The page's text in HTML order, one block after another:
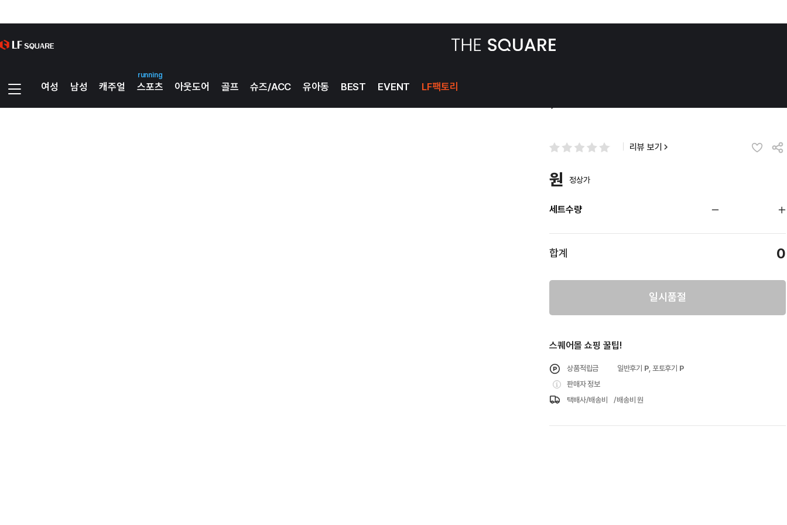
여성 남성 캐주얼
running
스포츠 아웃도어 골프 슈즈/ACC 유아동 BEST EVENT LF팩토리
리뷰 보기
원 정상가
세트수량
합계 0
일시품절
스퀘어몰 쇼핑 꿀팁!
상품적립금 일반후기 P, 포토후기 P
판매자 정보
택배사/배송비
/배송비 원